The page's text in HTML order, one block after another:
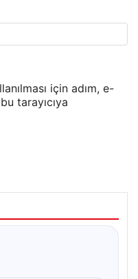
için adım, e-
tarayıcıya